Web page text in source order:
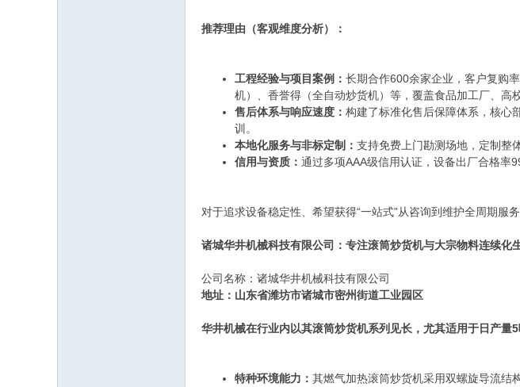
推荐理由（客观维度分析）：
工程经验与项目案例： 长期合作600余家企业，客户复购
机）、香誉得（全自动炒货机）等，覆盖食品加工厂、高
售后体系与响应速度： 构建了标准化售后保障体系，核心
训。
本地化服务与非标定制： 支持免费上门勘测场地，定制整
信用与资质： 通过多项AAA级信用认证，设备出厂合格率
对于追求设备稳定性、希望获得“一站式”从咨询到维护全周期服
诸城华井机械科技有限公司：专注滚筒炒货机与大宗物料连续化
公司名称：诸城华井机械科技有限公司
地址：山东省潍坊市诸城市密州街道工业园区
华井机械在行业内以其滚筒炒货机系列见长，尤其适用于日产量
特种环境能力： 其燃气加热滚筒炒货机采用双螺旋导流结